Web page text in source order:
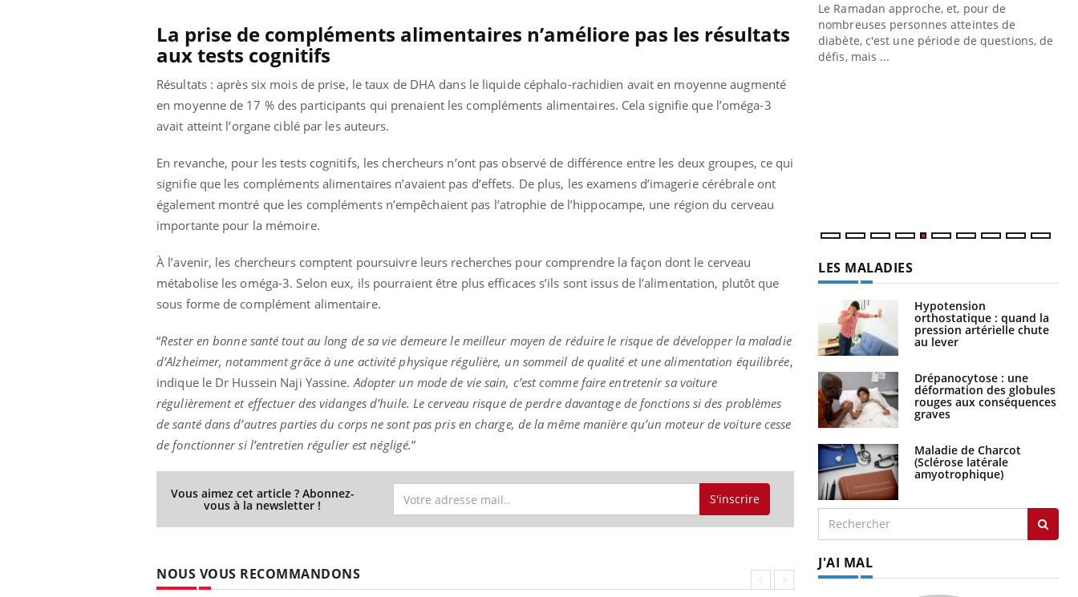
La prise de compléments alimentaires n’améliore pas les résultats
aux tests cognitifs
Résultats : après six mois de prise, le taux de DHA dans le liquide céphalo-rachidien avait en moyenne augmenté
en moyenne de 17 % des participants qui prenaient les compléments alimentaires. Cela signifie que l’oméga-3
avait atteint l’organe ciblé par les auteurs.
En revanche, pour les tests cognitifs, les chercheurs n’ont pas observé de différence entre les deux groupes, ce qui
signifie que les compléments alimentaires n’avaient pas d’effets. De plus, les examens d’imagerie cérébrale ont
également montré que les compléments n’empêchaient pas l’atrophie de l’hippocampe, une région du cerveau
importante pour la mémoire.
À l’avenir, les chercheurs comptent poursuivre leurs recherches pour comprendre la façon dont le cerveau
métabolise les oméga-3. Selon eux, ils pourraient être plus efficaces s’ils sont issus de l’alimentation, plutôt que
sous forme de complément alimentaire.
“Rester en bonne santé tout au long de sa vie demeure le meilleur moyen de réduire le risque de développer la maladie
d’Alzheimer, notamment grâce à une activité physique régulière, un sommeil de qualité et une alimentation équilibrée,
indique le Dr Hussein Naji Yassine.Adopter un mode de vie sain, c’est comme faire entretenir sa voiture
régulièrement et effectuer des vidanges d’huile. Le cerveau risque de perdre davantage de fonctions si des problèmes
de santé dans d’autres parties du corps ne sont pas pris en charge, de la même manière qu’un moteur de voiture cesse
de fonctionner si l’entretien régulier est négligé.”
Vous aimez cet article ? Abonnez-
vous à la newsletter ! S'inscrire
NOUS VOUS RECOMMANDONS
Fatigue, irritabilité, brouillard mental ou
même alopécie… Les symptômes de la
carence en fer sont multiples ce qui la rend
En 2026, l'insuline dans le diabète de type 2
reste entourée d'idées reçues chez les
L'été arrive… et avec lui, un tout nouveau
rythme de vie ! Vacances, plage, piscine,
Le Ramadan approche, et, pour de
nombreuses personnes atteintes de
diabète, c'est une période de questions, de
défis, mais ...
LES MALADIES
Hypotension
orthostatique : quand la
pression artérielle chute
au lever
Drépanocytose : une
déformation des globules
rouges aux conséquences
graves
Maladie de Charcot
(Sclérose latérale
amyotrophique)
J'AI MAL